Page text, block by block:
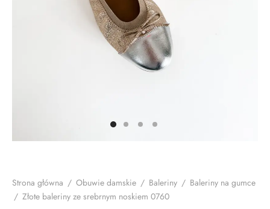
Strona główna / Obuwie damskie / Baleriny / Baleriny na gumce
/ Złote baleriny ze srebrnym noskiem 0760